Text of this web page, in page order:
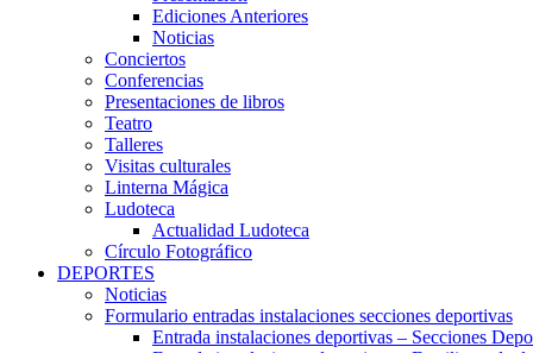
Ediciones Anteriores
Noticias
Conciertos
Conferencias
Presentaciones de libros
Teatro
Talleres
Visitas culturales
Linterna Mágica
Ludoteca
Actualidad Ludoteca
Círculo Fotográfico
DEPORTES
Noticias
Formulario entradas instalaciones secciones deportivas
Entrada instalaciones deportivas – Secciones